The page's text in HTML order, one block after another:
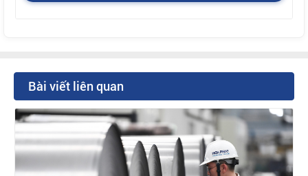
Bài viết liên quan